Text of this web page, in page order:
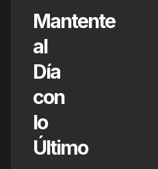
Mantente
al
Día
con
lo
Último